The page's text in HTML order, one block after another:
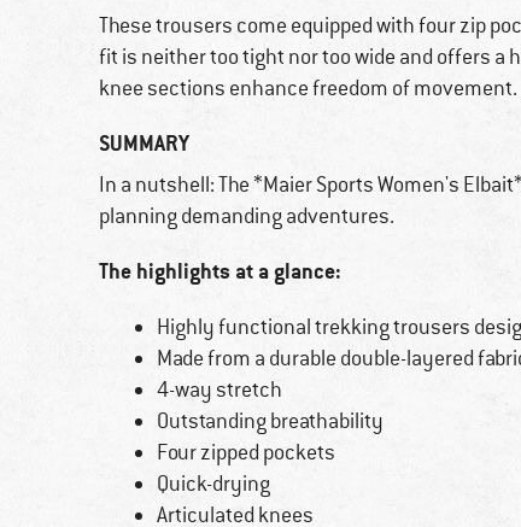
These trousers come equipped with four zip
fit is neither too tight nor too wide and offers a
knee sections enhance freedom of movement.
SUMMARY
In a nutshell: The *Maier Sports Women's
planning demanding adventures.
The highlights at a glance:
Highly functional trekking trousers
Made from a durable double-layered
4-way stretch
Outstanding breathability
Four zipped pockets
Quick-drying
Articulated knees